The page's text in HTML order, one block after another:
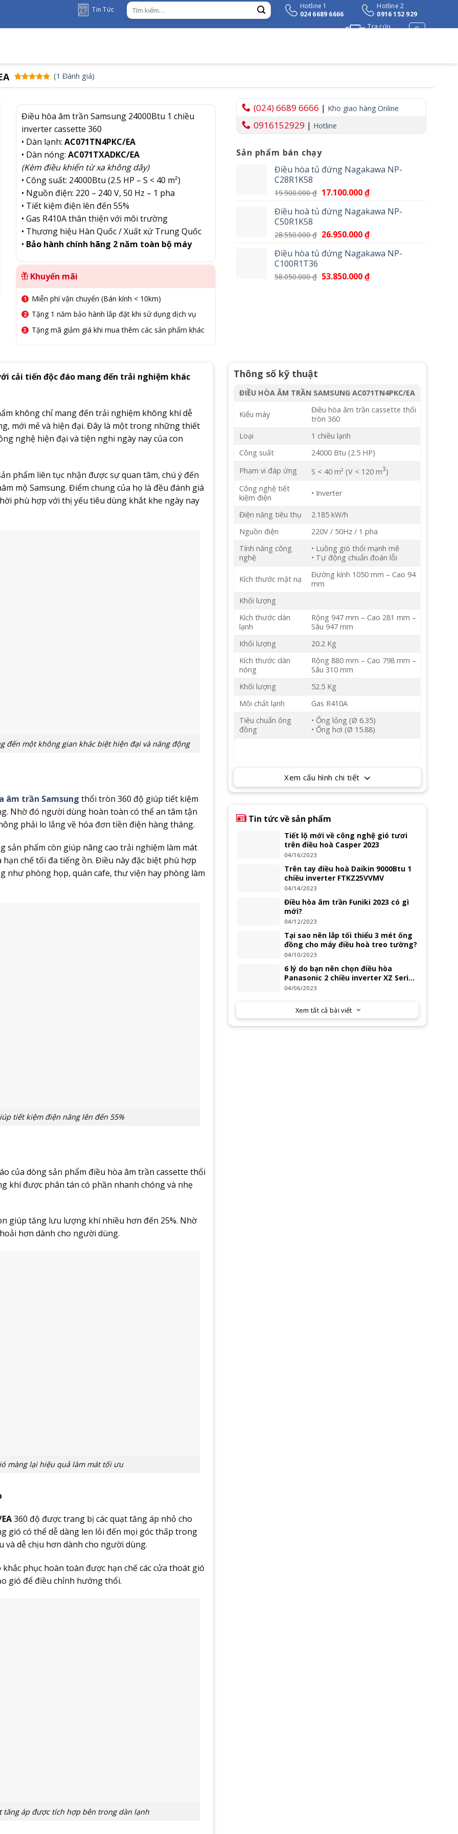
Tin Tức
Tìm
kiếm:
Hotline 1
024 6689 6666
Hotline 2
0916 152 929
Tra cứu
5.00trên
1
đánh giá
(1 Đánh giá)
Điều hòa âm trần Samsung 24000Btu 1 chiều
inverter cassette 360
• Dàn lạnh: AC071TN4PKC/EA
• Dàn nóng: AC071TXADKC/EA
(Kèm điều khiển từ xa không dây)
• Công suất: 24000Btu (2.5 HP – S < 40 m²)
• Nguồn điện: 220 – 240 V, 50 Hz – 1 pha
• Tiết kiệm điện lên đến 55%
• Gas R410A thân thiện với môi trường
• Thương hiệu Hàn Quốc / Xuất xứ Trung Quốc
• Bảo hành chính hãng 2 năm toàn bộ máy
Khuyến mãi
Miễn phí vận chuyển (Bán kính < 10km)
Tặng 1 năm bảo hành lắp đặt khi sử dụng dịch vụ
Tặng mã giảm giá khi mua thêm các sản phẩm khác
(024) 6689 6666 | Kho giao hàng Online
0916152929 | Hotline
Sản phẩm bán chạy
Điều hòa tủ đứng Nagakawa NP-
C28R1K58
19.900.000₫ Giá
là:
17.100.000₫Giá
tại
17.100.000 ₫.
Điều hoà tủ đứng Nagakawa NP-
C50R1K58
28.550.000₫ Giá
là:
26.950.000₫Giá
tại
26.950.000 ₫.
Điều hòa tủ đứng Nagakawa NP-
C100R1T36
58.050.000₫ Giá
53.850.000₫Giá
cải tiến độc đáo mang đến trải nghiệm khác
không chỉ mang đến trải nghiệm không khí dễ
mới mẻ và hiện đại. Đây là một trong những thiết
nghệ hiện đại và tiện nghi ngày nay của con
phẩm liên tục nhận được sự quan tâm, chú ý đến
mộ Samsung. Điểm chung của họ là đều đánh giá
phù hợp với thị yếu tiêu dùng khắt khe ngày nay
đến một không gian khác biệt hiện đại và năng động
âm trần Samsung thổi tròn 360 độ giúp tiết kiệm
Nhờ đó người dùng hoàn toàn có thể an tâm tận
phải lo lắng về hóa đơn tiền điện hàng tháng.
sản phẩm còn giúp nâng cao trải nghiệm làm mát
chế tối đa tiếng ồn. Điều này đặc biệt phù hợp
như phòng họp, quán cafe, thư viện hay phòng làm
tiết kiệm điện năng lên đến 55%
của dòng sản phẩm điều hòa âm trần cassette thổi
khí được phân tán có phần nhanh chóng và nhẹ
giúp tăng lưu lượng khí nhiều hơn đến 25%. Nhờ
hơn dành cho người dùng.
màng lại hiệu quả làm mát tối ưu
360 độ được trang bị các quạt tăng áp nhỏ cho
gió có thể dễ dàng len lỏi đến mọi góc thấp trong
và dễ chịu hơn dành cho người dùng.
phục hoàn toàn được hạn chế các cửa thoát gió
gió để điều chỉnh hướng thổi.
áp được tích hợp bên trong dàn lạnh
Thông số kỹ thuật
ĐIỀU HÒA ÂM TRẦN SAMSUNG AC071TN4PKC/EA
Kiểu máy
Điều hòa âm trần cassette thổi
tròn 360
Loại
1 chiều lạnh
Công suất
24000 Btu (2.5 HP)
Phạm vi đáp ứng
S < 40 m² (V < 120 m3)
Công nghệ tiết
kiệm điện
• Inverter
Điện năng tiêu thụ
2.185 kW/h
Nguồn điện
220V / 50Hz / 1 pha
Tính năng công
nghệ
• Luồng gió thổi mạnh mẽ
• Tự động chuẩn đoán lỗi
Kích thước mặt nạ
Đường kính 1050 mm – Cao 94
mm
Khối lượng
Kích thước dàn
lạnh
Rộng 947 mm – Cao 281 mm –
Sâu 947 mm
Khối lượng
20.2 Kg
Kích thước dàn
nóng
Rộng 880 mm – Cao 798 mm –
Sâu 310 mm
Khối lượng
52.5 Kg
Môi chất lạnh
Gas R410A
Tiêu chuẩn ống
đồng
• Ống lỏng (Ø 6.35)
• Ống hơi (Ø 15.88)
Xem cấu hình chi tiết
Tin tức về sản phẩm
Tiết lộ mới về công nghệ gió tươi
trên điều hoà Casper 2023
04/16/2023
Trên tay điều hoà Daikin 9000Btu 1
chiều inverter FTKZ25VVMV
04/14/2023
Điều hòa âm trần Funiki 2023 có gì
mới?
04/12/2023
Tại sao nên lắp tối thiểu 3 mét ống
đồng cho máy điều hoà treo tường?
04/10/2023
6 lý do bạn nên chọn điều hòa
Panasonic 2 chiều inverter XZ Series
2023
04/06/2023
Xem tất cả bài viết